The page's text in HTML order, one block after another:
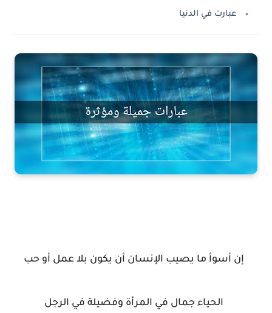
عبارت في الدنيا
إن أسوأ ما يصيب الإنسان أن يكون بلا عمل أو حب
الحياء جمال في المرأة وفضيلة في الرجل